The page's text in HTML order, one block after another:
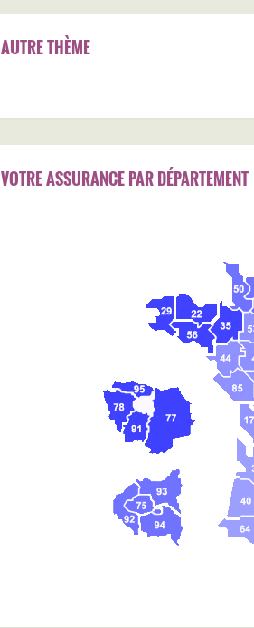
AUTRE THÈME
VOTRE ASSURANCE PAR DÉPARTEMENT